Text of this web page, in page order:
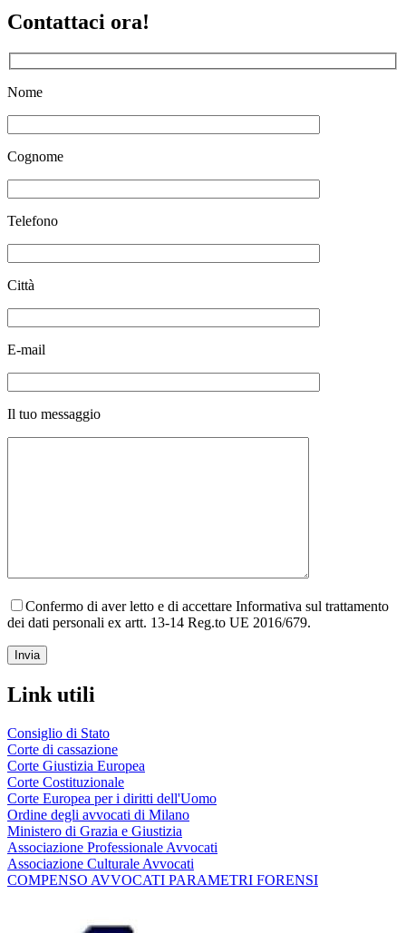
Contattaci ora!
Nome
Cognome
Telefono
Città
E-mail
Il tuo messaggio
Confermo di aver letto e di accettare Informativa sul trattamento
dei dati personali ex artt. 13-14 Reg.to UE 2016/679.
Link utili
Consiglio di Stato
Corte di cassazione
Corte Giustizia Europea
Corte Costituzionale
Corte Europea per i diritti dell'Uomo
Ordine degli avvocati di Milano
Ministero di Grazia e Giustizia
Associazione Professionale Avvocati
Associazione Culturale Avvocati
COMPENSO AVVOCATI PARAMETRI FORENSI